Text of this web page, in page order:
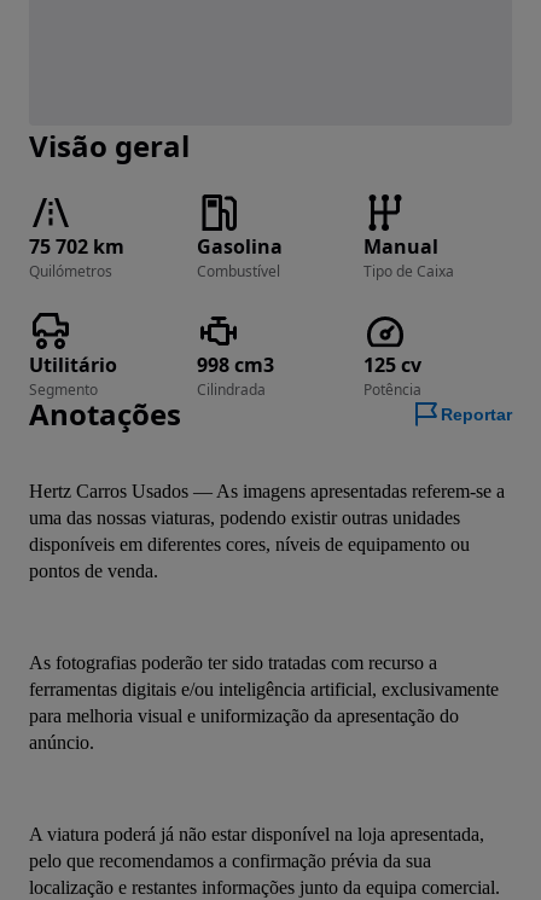
Visão geral
75 702 km
Quilómetros
Gasolina
Combustível
Manual
Tipo de Caixa
Utilitário
Segmento
998 cm3
Cilindrada
125 cv
Potência
Anotações Reportar
Hertz Carros Usados — As imagens apresentadas referem-se a
uma das nossas viaturas, podendo existir outras unidades
disponíveis em diferentes cores, níveis de equipamento ou
pontos de venda.
As fotografias poderão ter sido tratadas com recurso a
ferramentas digitais e/ou inteligência artificial, exclusivamente
para melhoria visual e uniformização da apresentação do
anúncio.
A viatura poderá já não estar disponível na loja apresentada,
pelo que recomendamos a confirmação prévia da sua
localização e restantes informações junto da equipa comercial.